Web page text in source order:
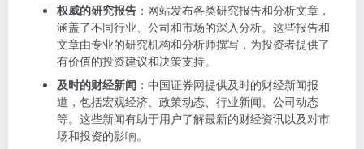
权威的研究报告 ：网站发布各类研究报告和分析文章，
涵盖了不同行业、公司和市场的深入分析。这些报告和
文章由专业的研究机构和分析师撰写，为投资者提供了
有价值的投资建议和决策支持。
及时的财经新闻 ：中国证券网提供及时的财经新闻报
道，包括宏观经济、政策动态、行业新闻、公司动态
等。这些新闻有助于用户了解最新的财经资讯以及对市
场和投资的影响。